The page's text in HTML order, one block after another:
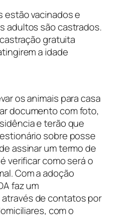
estão vacinados e
adultos são castrados.
gratuita
a idade
os animais para casa
documento com foto,
e terão que
sobre posse
assinar um termo de
verificar como será o
Com a adoção
faz um
de contatos por
com o